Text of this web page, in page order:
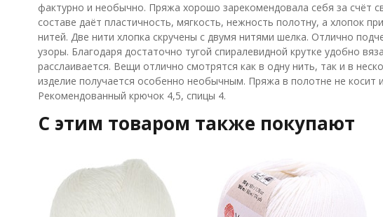
фактурно и необычно. Пряжа хорошо зарекомендовала себя за счёт
составе даёт пластичность, мягкость, нежность полотну, а хлопок
нитей. Две нити хлопка скручены с двумя нитями шелка. Отлично
узоры. Благодаря достаточно тугой спиралевидной крутке удобно
расслаивается. Вещи отлично смотрятся как в одну нить, так и в
изделие получается особенно необычным. Пряжа в полотне не косит
Рекомендованный крючок 4,5, спицы 4.
C этим товаром также покупают